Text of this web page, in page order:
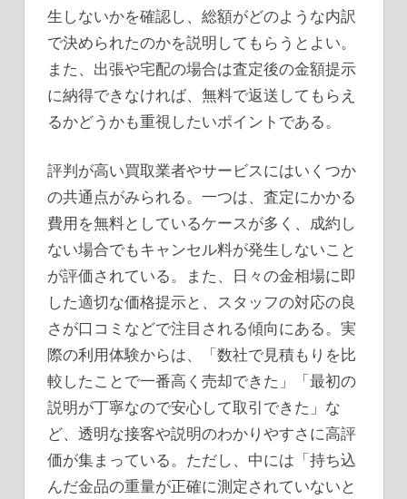
生しないかを確認し、総額がどのような内訳
で決められたのかを説明してもらうとよい。
また、出張や宅配の場合は査定後の金額提示
に納得できなければ、無料で返送してもらえ
るかどうかも重視したいポイントである。
評判が高い買取業者やサービスにはいくつか
の共通点がみられる。一つは、査定にかかる
費用を無料としているケースが多く、成約し
ない場合でもキャンセル料が発生しないこと
が評価されている。また、日々の金相場に即
した適切な価格提示と、スタッフの対応の良
さが口コミなどで注目される傾向にある。実
際の利用体験からは、「数社で見積もりを比
較したことで一番高く売却できた」「最初の
説明が丁寧なので安心して取引できた」な
ど、透明な接客や説明のわかりやすさに高評
価が集まっている。ただし、中には「持ち込
んだ金品の重量が正確に測定されていないと